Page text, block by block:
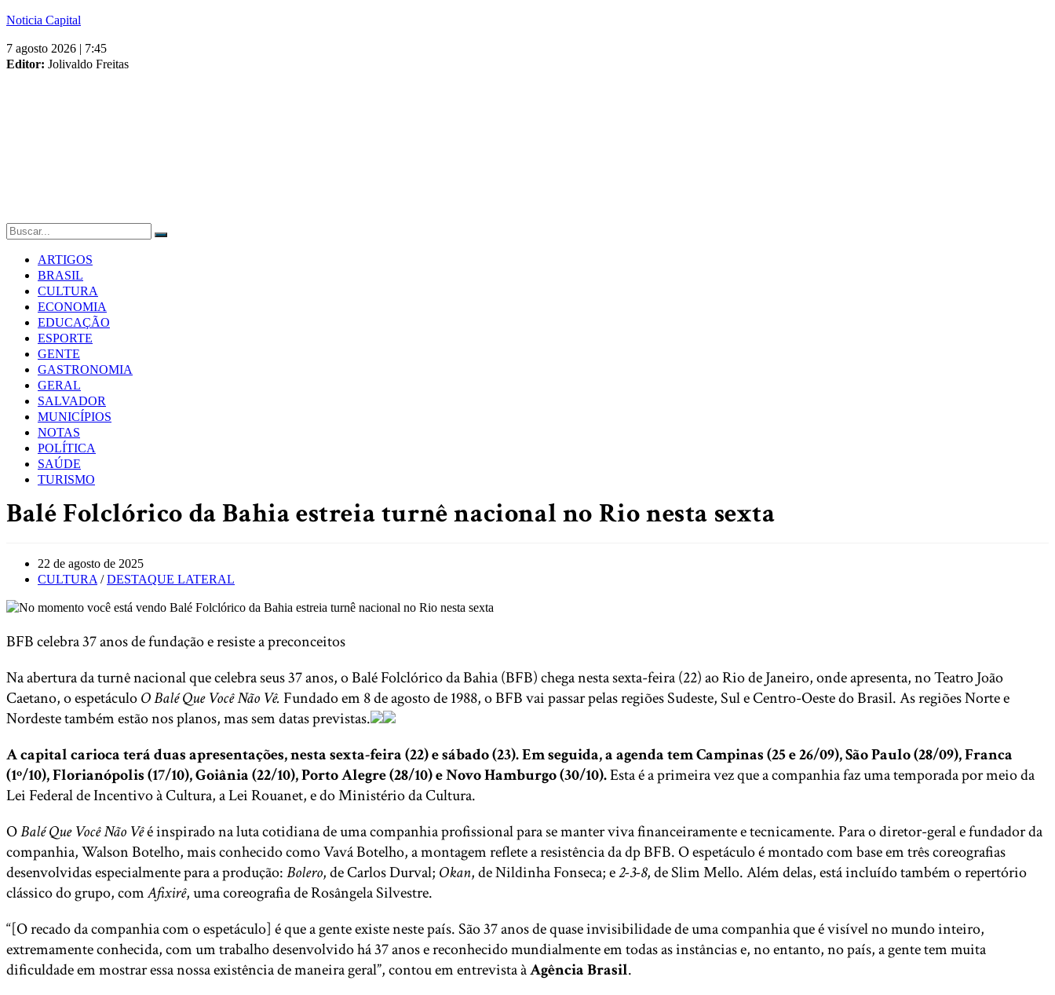
Skip
content
Noticia Capital
7 agosto 2026 | 7:45
Editor: Jolivaldo Freitas
ARTIGOS
BRASIL
CULTURA
ECONOMIA
EDUCAÇÃO
ESPORTE
GENTE
GASTRONOMIA
GERAL
SALVADOR
MUNICÍPIOS
NOTAS
POLÍTICA
SAÚDE
TURISMO
Balé Folclórico da Bahia estreia turnê nacional no Rio nesta sexta
Post
published:
22 de agosto de 2025
Post
CULTURA / DESTAQUE LATERAL
BFB celebra 37 anos de fundação e resiste a preconceitos
Na abertura da turnê nacional que celebra seus 37 anos, o Balé Folclórico da Bahia (BFB) chega nesta sexta-feira (22) ao Rio de Janeiro, onde apresenta, no Teatro João
Caetano, o espetáculoO Balé Que Você Não Vê. Fundado em 8 de agosto de 1988, o BFB vai passar pelas regiões Sudeste, Sul e Centro-Oeste do Brasil. As regiões Norte e
Nordeste também estão nos planos, mas sem datas previstas.
A capital carioca terá duas apresentações, nesta sexta-feira (22) e sábado (23). Em seguida, a agenda tem Campinas (25 e 26/09), São Paulo (28/09), Franca
(1º/10), Florianópolis (17/10), Goiânia (22/10), Porto Alegre (28/10) e Novo Hamburgo (30/10).Esta é a primeira vez que a companhia faz uma temporada por meio da
Lei Federal de Incentivo à Cultura, a Lei Rouanet, e do Ministério da Cultura.
OBalé Que Você Não Vêé inspirado na luta cotidiana de uma companhia profissional para se manter viva financeiramente e tecnicamente. Para o diretor-geral e fundador da
companhia, Walson Botelho, mais conhecido como Vavá Botelho, a montagem reflete a resistência da dp BFB. O espetáculo é montado com base em três coreografias
desenvolvidas especialmente para a produção:Bolero, de Carlos Durval; Okan, de Nildinha Fonseca; e2-3-8, de Slim Mello. Além delas, está incluído também o repertório
clássico do grupo, comAfixirê, uma coreografia de Rosângela Silvestre.
“[O recado da companhia com o espetáculo] é que a gente existe neste país. São 37 anos de quase invisibilidade de uma companhia que é visível no mundo inteiro,
extremamente conhecida, com um trabalho desenvolvido há 37 anos e reconhecido mundialmente em todas as instâncias e, no entanto, no país, a gente tem muita
dificuldade em mostrar essa nossa existência de maneira geral”, contou em entrevista àAgência Brasil.